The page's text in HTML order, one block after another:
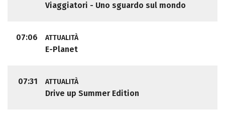
Viaggiatori - Uno sguardo sul mondo
07:06 ATTUALITÀ
E-Planet
07:31 ATTUALITÀ
Drive up Summer Edition